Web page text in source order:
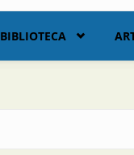
BIBLIOTECA